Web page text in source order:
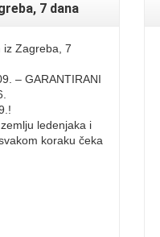
7 dana
iz Zagreba, 7
– GARANTIRANI
ledenjaka i
koraku čeka